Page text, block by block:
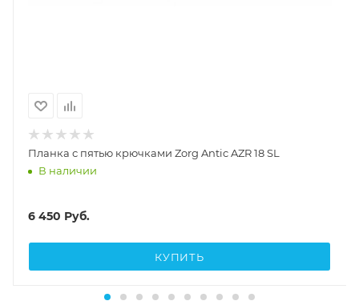
Планка с пятью крючками Zorg Antic AZR 18 SL
В наличии
6 450 Руб.
КУПИТЬ